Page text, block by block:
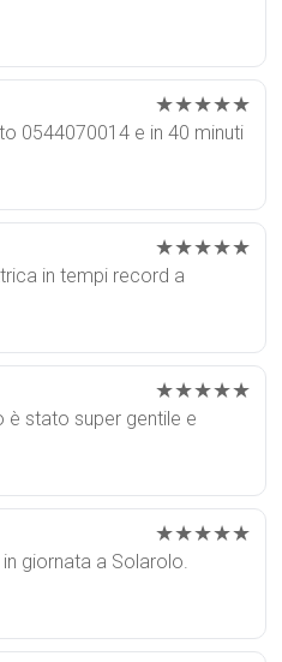
★★★★★
0544070014 e in 40 minuti
★★★★★
in tempi record a
★★★★★
è stato super gentile e
★★★★★
giornata a Solarolo.